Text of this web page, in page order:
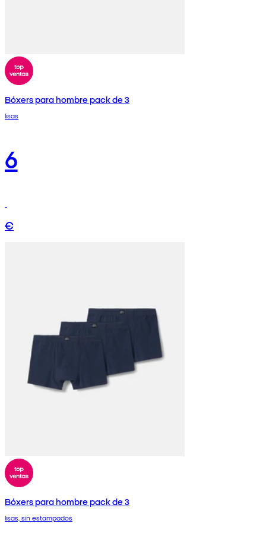
Bóxers para hombre pack de 3
lisas
6
€
Bóxers para hombre pack de 3
lisas, sin estampados